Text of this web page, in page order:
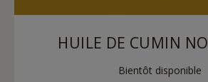
HUILE DE CUMIN
Bientôt disponible